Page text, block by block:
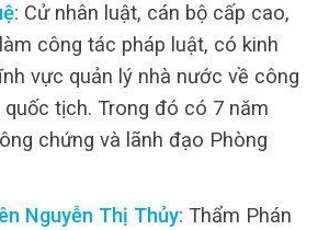
Cử nhân luật, cán bộ cấp cao,
công tác pháp luật, có kinh
vực quản lý nhà nước về công
quốc tịch. Trong đó có 7 năm
chứng và lãnh đạo Phòng
Nguyễn Thị Thủy: Thẩm Phán